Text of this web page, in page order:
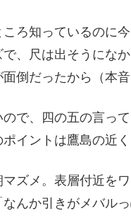
ころ知っているのに
、尺は出そうにな
倒だったから（本音
で、四の五の言っ
ポイントは鷹島の近
ズメ。表層付近を
なんか引きがメバル